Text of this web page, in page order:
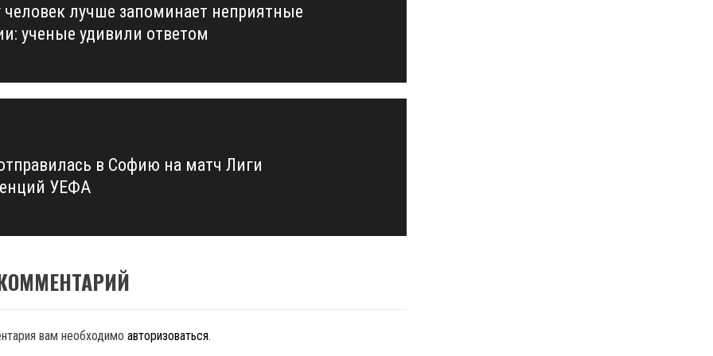
лучше запоминает неприятные
ученые удивили ответом
в Софию на матч Лиги
УЕФА
вам необходимо авторизоваться.